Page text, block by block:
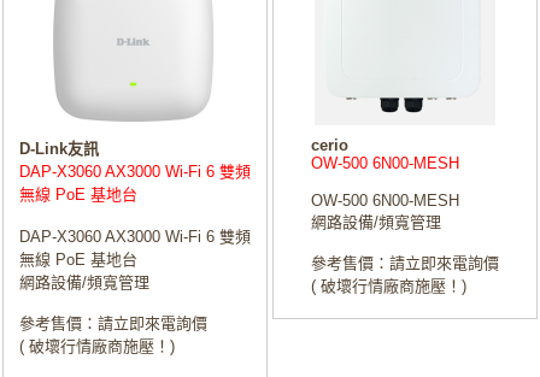
D-Link友訊
DAP‑X3060 AX3000 Wi-Fi 6 雙頻
無線 PoE 基地台
DAP‑X3060 AX3000 Wi-Fi 6 雙頻
無線 PoE 基地台
網路設備/頻寬管理
參考售價：請立即來電詢價
( 破壞行情廠商施壓！)
cerio
OW-500 6N00-MESH
OW-500 6N00-MESH
網路設備/頻寬管理
參考售價：請立即來電詢價
( 破壞行情廠商施壓！)